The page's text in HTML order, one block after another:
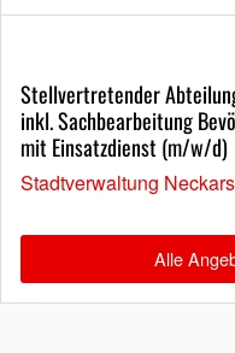
Stellvertretender
inkl. Sachbearbeitung
mit Einsatzdienst (m/w/d)
Stadtverwaltung
Alle